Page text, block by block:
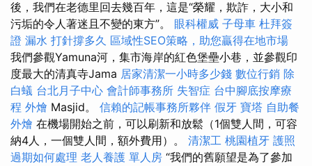
後，我們在老德里回去幾百年，這是“榮耀，欺詐，大小和
污垢的令人著迷且不變的東方”。 眼科權威 子母車 杜拜簽
證 漏水 打針撐多久 區域性SEO策略，助您贏得在地市場
我們參觀Yamuna河，集市海岸的紅色堡壘小巷，並參觀印
度最大的清真寺Jama 居家清潔一小時多少錢 數位行銷 除
白蟻 台北月子中心 會計師事務所 失智症 台中腳底按摩療
程 外燴 Masjid。 信賴的記帳事務所夥伴 假牙 寶塔 自助餐
外燴 在機場開始之前，可以刷新和放鬆（1個雙人間，可容
納4人，一個雙人間，額外費用）。 清潔工 桃園植牙 護照
過期如何處理 老人養護 單人房 “我們的舊願望是為了參加